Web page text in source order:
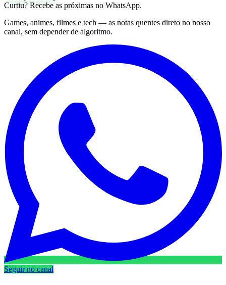
Curtiu? Recebe as próximas no WhatsApp.
Games, animes, filmes e tech — as notas quentes direto no nosso
canal, sem depender de algoritmo.
Seguir no canal